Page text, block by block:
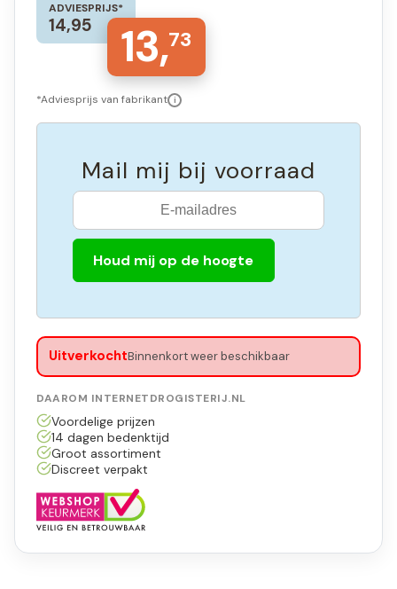
ADVIESPRIJS*
14,95 13,73
*Adviesprijs van fabrikant i
Mail mij bij voorraad
Houd mij op de hoogte
UitverkochtBinnenkort weer beschikbaar
DAAROM INTERNETDROGISTERIJ.NL
Voordelige prijzen
14 dagen bedenktijd
Groot assortiment
Discreet verpakt